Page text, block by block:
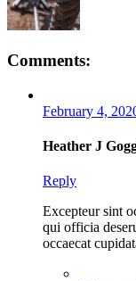
Comments:
February 4,
Heather J
Reply
Excepteur sint
qui officia
occaecat